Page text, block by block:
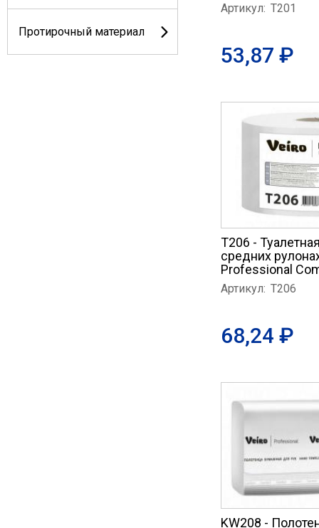
Артикул: T201
53,87 ₽
T206 -
средних
Professional
Артикул: T206
68,24 ₽
KW208 -
Протирочный материал